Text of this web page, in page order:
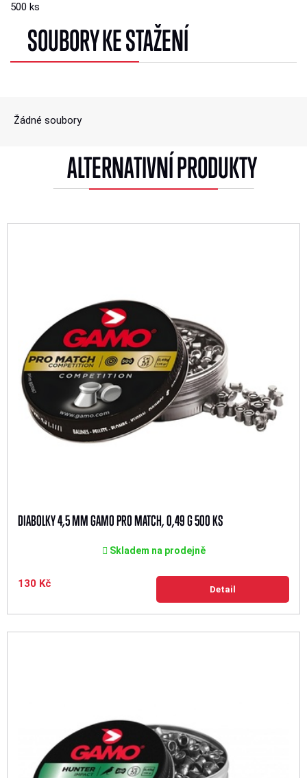
500 ks
SOUBORY KE STAŽENÍ
Žádné soubory
ALTERNATIVNÍ PRODUKTY
DIABOLKY 4,5 MM GAMO PRO MATCH, 0,49 G 500 KS
Skladem na prodejně
130 Kč Detail